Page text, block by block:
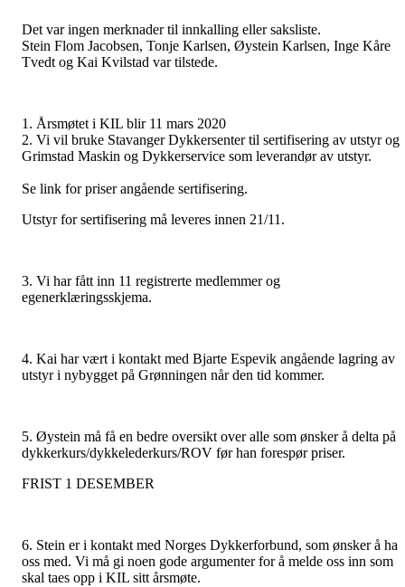
Det var ingen merknader til innkalling eller saksliste.
Stein Flom Jacobsen, Tonje Karlsen, Øystein Karlsen, Inge Kåre
Tvedt og Kai Kvilstad var tilstede.
1. Årsmøtet i KIL blir 11 mars 2020
2. Vi vil bruke Stavanger Dykkersenter til sertifisering av utstyr og
Grimstad Maskin og Dykkerservice som leverandør av utstyr.
Se link for priser angående sertifisering.
Utstyr for sertifisering må leveres innen 21/11.
3. Vi har fått inn 11 registrerte medlemmer og
egenerklæringsskjema.
4. Kai har vært i kontakt med Bjarte Espevik angående lagring av
utstyr i nybygget på Grønningen når den tid kommer.
5. Øystein må få en bedre oversikt over alle som ønsker å delta på
dykkerkurs/dykkelederkurs/ROV før han forespør priser.
FRIST 1 DESEMBER
6. Stein er i kontakt med Norges Dykkerforbund, som ønsker å ha
oss med. Vi må gi noen gode argumenter for å melde oss inn som
skal taes opp i KIL sitt årsmøte.